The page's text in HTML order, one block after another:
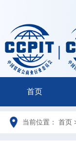
首页
当前位置： 首